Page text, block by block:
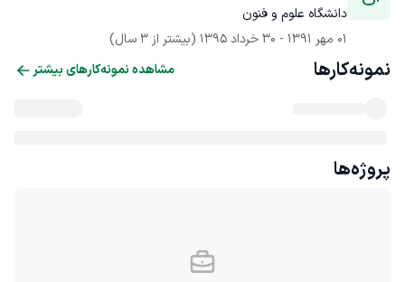
دانشگاه علوم و فنون
01 مهر 1391
- 30 خرداد 1395 (بیشتر از 3 سال)
نمونه‌کارها مشاهده نمونه‌کارهای بیشتر
پروژه‌ها